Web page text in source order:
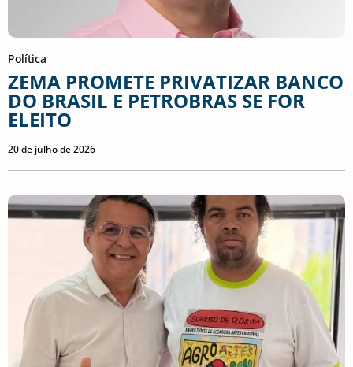
Política
ZEMA PROMETE PRIVATIZAR BANCO
DO BRASIL E PETROBRAS SE FOR
ELEITO
20 de julho de 2026